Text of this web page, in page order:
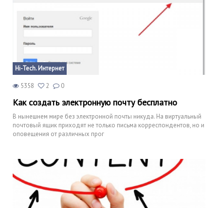
Hi-Tech. Интернет
5358 2 0
Как создать электронную почту бесплатно
В нынешнем мире без электронной почты никуда. На виртуальный
почтовый ящик приходят не только письма корреспондентов, но и
оповещения от различных прог